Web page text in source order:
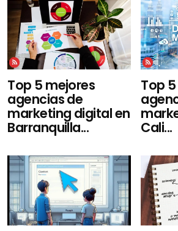
Top 5 mejores
agencias de
marketing digital en
Barranquilla...
Top
Cali...